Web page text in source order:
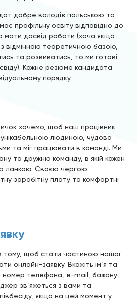
добре володіє польською та
профільну освіту відповідно до
мати досвід роботи (хоча якщо
відмінною теоретичною базою,
та розвиватись, то ми готові
Кожне резюме кандидата
порядку.
хочемо, щоб наш працівник
людиною, чудово
та міг працювати в команді. Ми
та дружню команду, в якій кожен
ланкою. Своєю чергою
заробітну плату та комфортні
тому, щоб стати частиною нашої
онлайн-заявку. Вкажіть ім’я та
номер телефона, e-mail, бажану
зв’яжеться з вами та
якщо на цей момент у